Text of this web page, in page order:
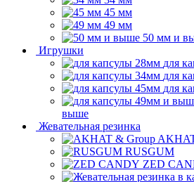
45 мм
49 мм
50 мм и
Игрушки
для
для
для
выше
Жевательная резинка
RUSGUM
ZED